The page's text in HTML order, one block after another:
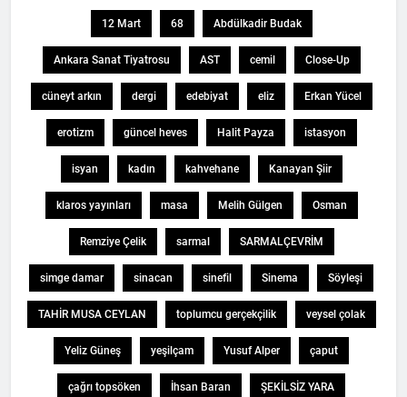
12 Mart 68 Abdülkadir Budak
Ankara Sanat Tiyatrosu AST cemil Close-Up
cüneyt arkın dergi edebiyat eliz Erkan Yücel
erotizm güncel heves Halit Payza istasyon
isyan kadın kahvehane Kanayan Şiir
klaros yayınları masa Melih Gülgen Osman
Remziye Çelik sarmal SARMALÇEVRİM
simge damar sinacan sinefil Sinema Söyleşi
TAHİR MUSA CEYLAN toplumcu gerçekçilik veysel çolak
Yeliz Güneş yeşilçam Yusuf Alper çaput
çağrı topsöken İhsan Baran ŞEKİLSİZ YARA